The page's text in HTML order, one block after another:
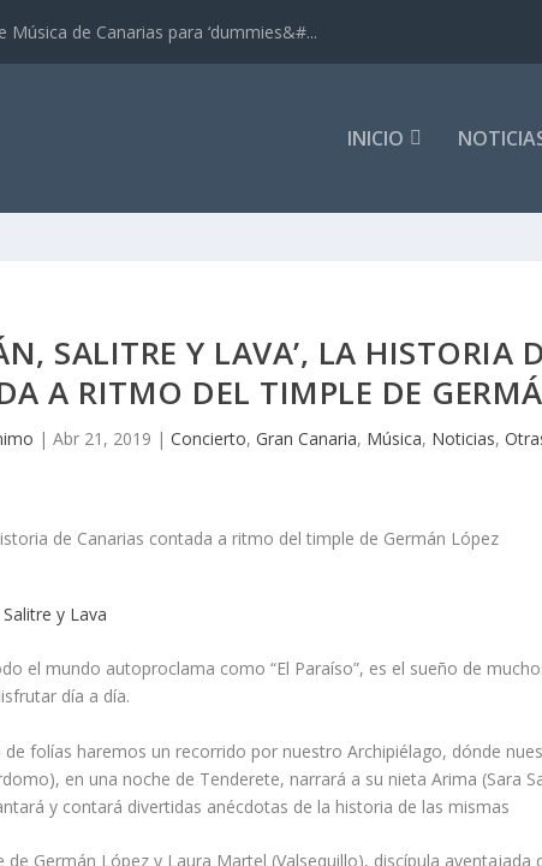
Música de Canarias para ‘dummies&#...
INICIO
SALITRE Y LAVA’, LA HISTORIA
A RITMO DEL TIMPLE DE
| Abr 21, 2019 | Concierto, Gran Canaria, Música, Noticias,
el mundo autoproclama como “El Paraíso”, es el sueño de
día a día.
folías haremos un recorrido por nuestro Archipiélago, dónde
en una noche de Tenderete, narrará a su nieta Arima (Sara
y contará divertidas anécdotas de la historia de las mismas
Germán López y Laura Martel (Valsequillo), discípula aventajada